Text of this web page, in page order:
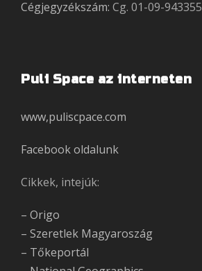
Cégjegyzékszám: Cg. 01-09-943355
Puli Space az interneten
www,puliscpace.com
Facebook oldalunk
Cikkek, intejúk:
– Origo
– Szeretlek Magyaroszág
– Tőkeportál